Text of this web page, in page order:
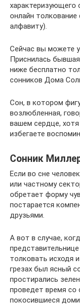
характеризующего
онлайн толкование
алфавиту).
Сейчас вы можете
Приснилась
ниже бесплатно
сонников Дома
Сон, в котором
возлюбленная,
вашем сердце,
избегаете
Сонник
Если во сне
или частному
обретает форму
постарается
друзьями.
А вот в случае,
толковать исходя
грезах был ясный
простирались
проведет время со
покосившиеся